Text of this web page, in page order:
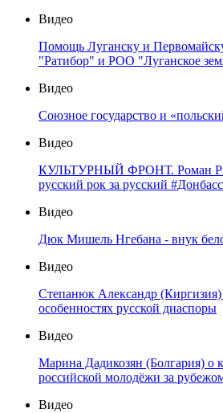
Видео
Помощь Луганску и
"Ратибор" и РОО "Луганское
Видео
Союзное государство и
Видео
КУЛЬТУРНЫЙ ФРОНТ. Роман
русский рок за русский #Донбасс
Видео
Дюк Мишель Нгебана - внук
Видео
Степанюк Александр
особенностях русской диаспоры
Видео
Марина Дадикозян (Болгария) о
российской молодёжи за
Видео